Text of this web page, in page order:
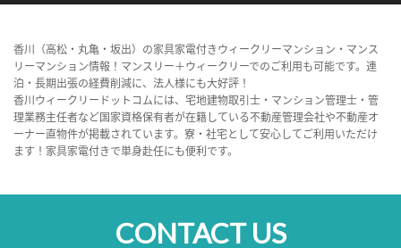
香川（高松・丸亀・坂出）の家具家電付きウィークリーマンション・マンス
リーマンション情報！マンスリー＋ウィークリーでのご利用も可能です。連
泊・長期出張の経費削減に、法人様にも大好評！
香川ウィークリードットコムには、宅地建物取引士・マンション管理士・管
理業務主任者など国家資格保有者が在籍している不動産管理会社や不動産オ
ーナー直物件が掲載されています。寮・社宅として安心してご利用いただけ
ます！家具家電付きで単身赴任にも便利です。
CONTACT US